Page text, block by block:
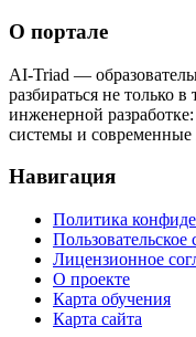
О портале
AI-Triad —
разбираться не только
инженерной
системы и
Навигация
Политика
Пользовательское
Лицензионное
О проекте
Карта обучения
Карта сайта